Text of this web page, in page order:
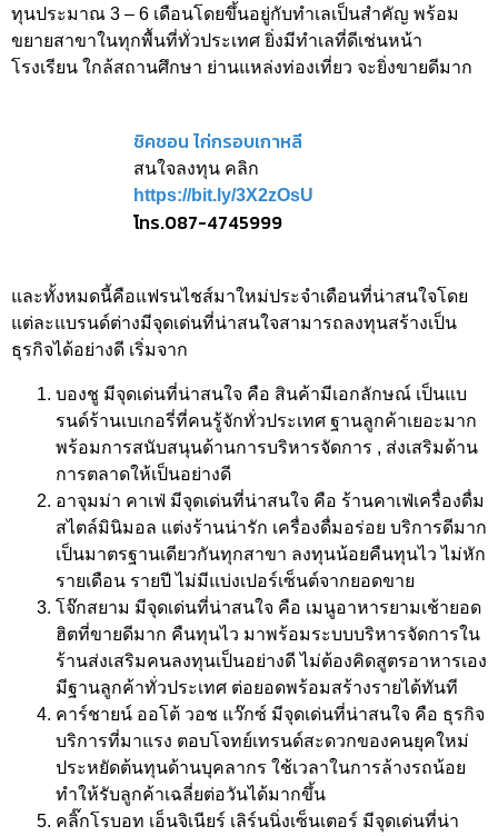
ทุนประมาณ 3 – 6 เดือนโดยขึ้นอยู่กับทำเลเป็นสำคัญ พร้อม
ขยายสาขาในทุกพื้นที่ทั่วประเทศ ยิ่งมีทำเลที่ดีเช่นหน้า
โรงเรียน ใกล้สถานศึกษา ย่านแหล่งท่องเที่ยว จะยิ่งขายดีมาก
ชิคชอน ไก่กรอบเกาหลี
สนใจลงทุน คลิก
https://bit.ly/3X2zOsU
โทร.087-4745999
และทั้งหมดนี้คือแฟรนไชส์มาใหม่ประจำเดือนที่น่าสนใจโดย
แต่ละแบรนด์ต่างมีจุดเด่นที่น่าสนใจสามารถลงทุนสร้างเป็น
ธุรกิจได้อย่างดี เริ่มจาก
บองชู มีจุดเด่นที่น่าสนใจ คือ สินค้ามีเอกลักษณ์ เป็นแบ
รนด์ร้านเบเกอรี่ที่คนรู้จักทั่วประเทศ ฐานลูกค้าเยอะมาก
พร้อมการสนับสนุนด้านการบริหารจัดการ , ส่งเสริมด้าน
การตลาดให้เป็นอย่างดี
อาจุมม่า คาเฟ่ มีจุดเด่นที่น่าสนใจ คือ ร้านคาเฟ่เครื่องดื่ม
สไตล์มินิมอล แต่งร้านน่ารัก เครื่องดื่มอร่อย บริการดีมาก
เป็นมาตรฐานเดียวกันทุกสาขา ลงทุนน้อยคืนทุนไว ไม่หัก
รายเดือน รายปี ไม่มีแบ่งเปอร์เซ็นต์จากยอดขาย
โจ๊กสยาม มีจุดเด่นที่น่าสนใจ คือ เมนูอาหารยามเช้ายอด
ฮิตที่ขายดีมาก คืนทุนไว มาพร้อมระบบบริหารจัดการใน
ร้านส่งเสริมคนลงทุนเป็นอย่างดี ไม่ต้องคิดสูตรอาหารเอง
มีฐานลูกค้าทั่วประเทศ ต่อยอดพร้อมสร้างรายได้ทันที
คาร์ชายน์ ออโต้ วอช แว๊กซ์ มีจุดเด่นที่น่าสนใจ คือ ธุรกิจ
บริการที่มาแรง ตอบโจทย์เทรนด์สะดวกของคนยุคใหม่
ประหยัดต้นทุนด้านบุคลากร ใช้เวลาในการล้างรถน้อย
ทำให้รับลูกค้าเฉลี่ยต่อวันได้มากขึ้น
คลิ๊กโรบอท เอ็นจิเนียร์ เลิร์นนิ่งเซ็นเตอร์ มีจุดเด่นที่น่า